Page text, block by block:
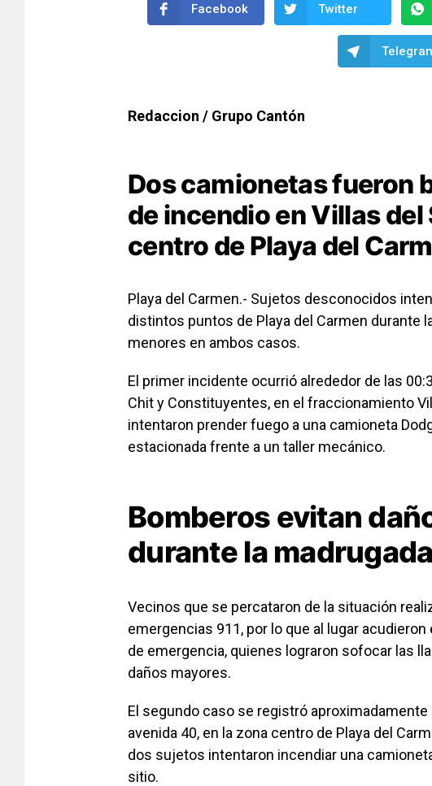
Facebook Twitter
Redaccion / Grupo Cantón
Dos camionetas fueron
de incendio en Villas del
centro de Playa del
Playa del Carmen.- Sujetos desconocidos
distintos puntos de Playa del Carmen durante
menores en ambos casos.
El primer incidente ocurrió alrededor de las
Chit y Constituyentes, en el fraccionamiento
intentaron prender fuego a una camioneta
estacionada frente a un taller mecánico.
Bomberos evitan
durante la madrugada
Vecinos que se percataron de la situación
emergencias 911, por lo que al lugar
de emergencia, quienes lograron sofocar las
daños mayores.
El segundo caso se registró aproximadamente
avenida 40, en la zona centro de Playa del
dos sujetos intentaron incendiar una
sitio.